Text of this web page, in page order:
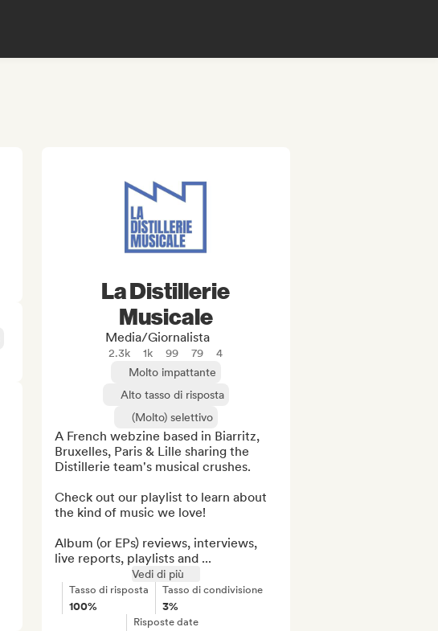
La Distillerie
Musicale
Media/Giornalista
2.3k 1k 99 79
4
Molto impattante
Alto tasso di risposta
(Molto) selettivo
A French webzine based in Biarritz,
Bruxelles, Paris & Lille sharing the
Distillerie team's musical crushes.
Check out our playlist to learn about
the kind of music we love!
Album (or EPs) reviews, interviews,
live reports, playlists and ...
Vedi di più
Tasso di risposta
100%
Tasso di condivisione
3%
Risposte date